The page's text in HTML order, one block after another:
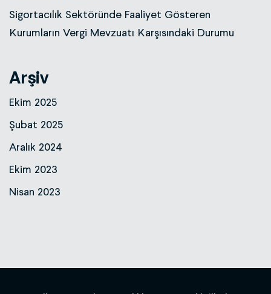
Sigortacılık Sektöründe Faaliyet Gösteren
Kurumların Vergi Mevzuatı Karşısındaki Durumu
Arşiv
Ekim 2025
Şubat 2025
Aralık 2024
Ekim 2023
Nisan 2023